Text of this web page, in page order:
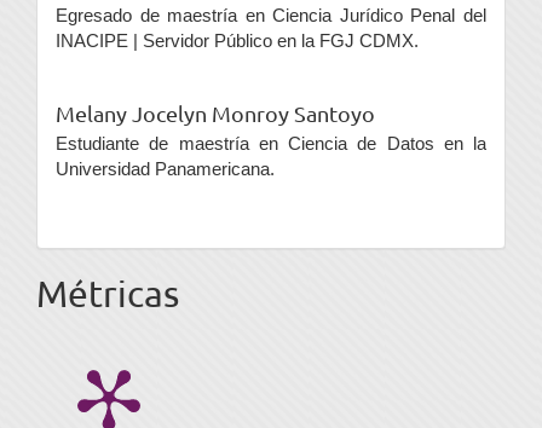
Egresado de maestría en Ciencia Jurídico Penal del
INACIPE | Servidor Público en la FGJ CDMX.
Melany Jocelyn Monroy Santoyo
Estudiante de maestría en Ciencia de Datos en la
Universidad Panamericana.
Métricas